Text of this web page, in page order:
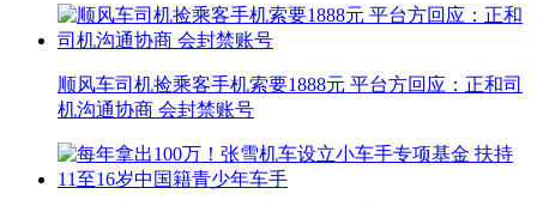
顺风车司机捡乘客手机索要1888元 平台方回应：正和司
机沟通协商 会封禁账号